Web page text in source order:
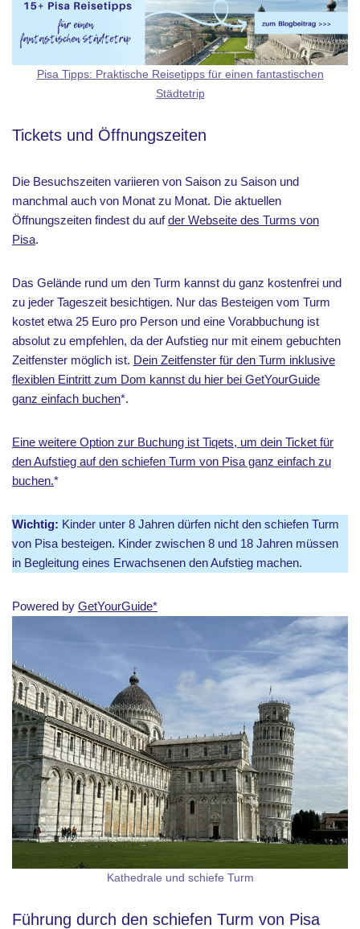
Pisa Tipps: Praktische Reisetipps für einen fantastischen
Städtetrip
Tickets und Öffnungszeiten
Die Besuchszeiten variieren von Saison zu Saison und
manchmal auch von Monat zu Monat. Die aktuellen
Öffnungszeiten findest du aufder Webseite des Turms von
Pisa.
Das Gelände rund um den Turm kannst du ganz kostenfrei und
zu jeder Tageszeit besichtigen. Nur das Besteigen vom Turm
kostet etwa 25 Euro pro Person und eine Vorabbuchung ist
absolut zu empfehlen, da der Aufstieg nur mit einem gebuchten
Zeitfenster möglich ist. Dein Zeitfenster für den Turm inklusive
flexiblen Eintritt zum Dom kannst du hier bei GetYourGuide
ganz einfach buchen*.
Eine weitere Option zur Buchung ist Tiqets, um dein Ticket für
den Aufstieg auf den schiefen Turm von Pisa ganz einfach zu
buchen.*
Wichtig: Kinder unter 8 Jahren dürfen nicht den schiefen Turm
von Pisa besteigen. Kinder zwischen 8 und 18 Jahren müssen
in Begleitung eines Erwachsenen den Aufstieg machen.
Powered by GetYourGuide*
Kathedrale und schiefe Turm
Führung durch den schiefen Turm von Pisa